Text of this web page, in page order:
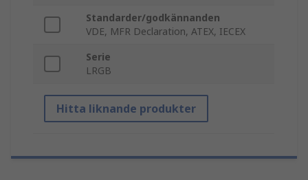
Standarder/godkännanden
VDE, MFR Declaration, ATEX, IECEX
Serie
LRGB
Hitta liknande produkter